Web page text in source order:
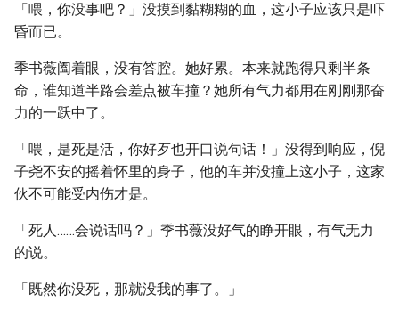
「喂，你没事吧？」没摸到黏糊糊的血，这小子应该只是吓
昏而已。
季书薇阖着眼，没有答腔。她好累。本来就跑得只剩半条
命，谁知道半路会差点被车撞？她所有气力都用在刚刚那奋
力的一跃中了。
「喂，是死是活，你好歹也开口说句话！」没得到响应，倪
子尧不安的摇着怀里的身子，他的车并没撞上这小子，这家
伙不可能受内伤才是。
「死人……会说话吗？」季书薇没好气的睁开眼，有气无力
的说。
「既然你没死，那就没我的事了。」